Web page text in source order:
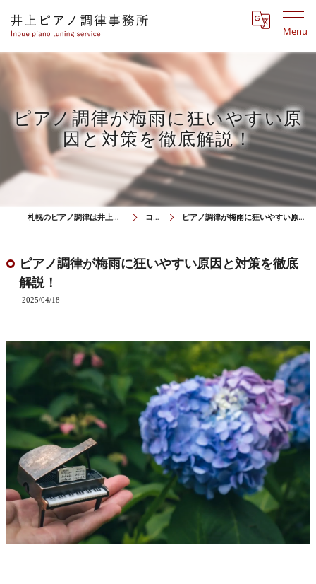
Menu
ピアノ調律が梅雨に狂いやすい原
因と対策を徹底解説！
札幌のピアノ調律は井上ピアノ調律事務所 コラム ピアノ調律が梅雨に狂いやすい原因と対策を徹底解説！
ピアノ調律が梅雨に狂いやすい原因と対策を徹底
解説！
2025/04/18